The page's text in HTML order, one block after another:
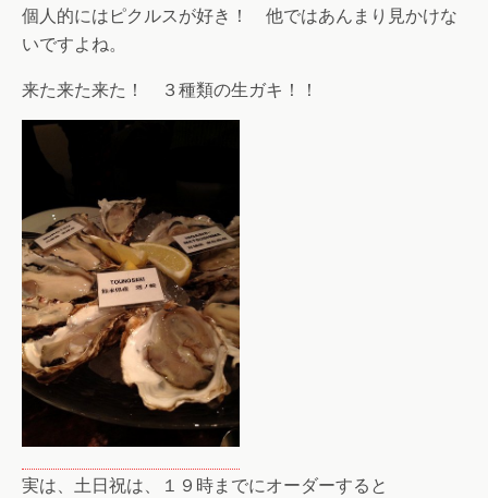
個人的にはピクルスが好き！ 他ではあんまり見かけな
いですよね。
来た来た来た！ ３種類の生ガキ！！
実は、土日祝は、１９時までにオーダーすると